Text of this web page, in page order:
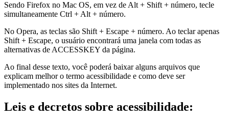
Sendo Firefox no Mac OS, em vez de Alt + Shift + número, tecle
simultaneamente Ctrl + Alt + número.
No Opera, as teclas são Shift + Escape + número. Ao teclar apenas
Shift + Escape, o usuário encontrará uma janela com todas as
alternativas de ACCESSKEY da página.
Ao final desse texto, você poderá baixar alguns arquivos que
explicam melhor o termo acessibilidade e como deve ser
implementado nos sites da Internet.
Leis e decretos sobre acessibilidade: